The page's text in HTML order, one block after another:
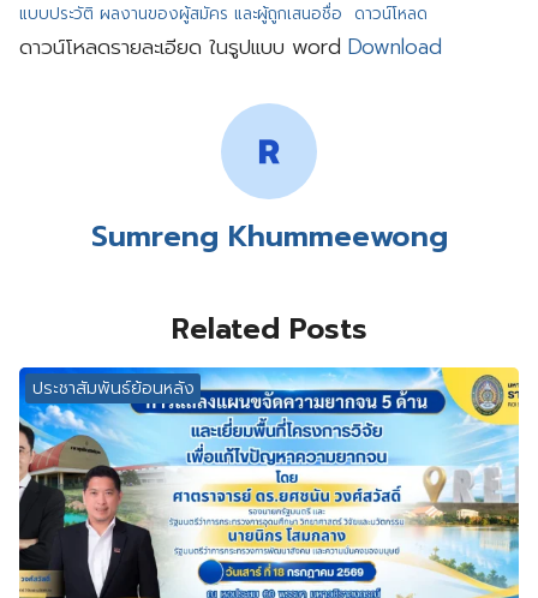
แบบประวัติ ผลงานของผู้สมัคร และผู้ถูกเสนอชื่อ ดาวน์โหลด
ดาวน์โหลดรายละเอียด ในรูปแบบ word Download
Sumreng Khummeewong
Related Posts
ประชาสัมพันธ์ย้อนหลัง